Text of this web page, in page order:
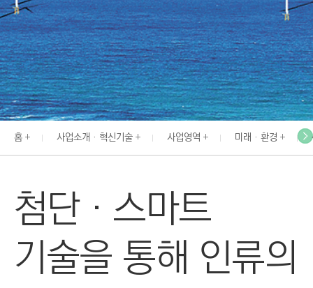
N
G
I
N
E
E
R
I
N
O
N
S
홈 사업소개 · 혁신기술 사업영역 미래 · 환경
첨단‧스마트
기술을 통해 인류의